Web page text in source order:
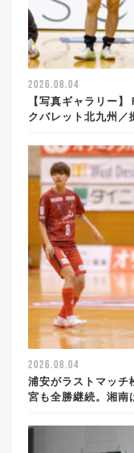
2026.08.04
【写真ギャラリー
クバレット北九州
2026.08.04
浦安がラストマッチ
宮も全勝継続。湘